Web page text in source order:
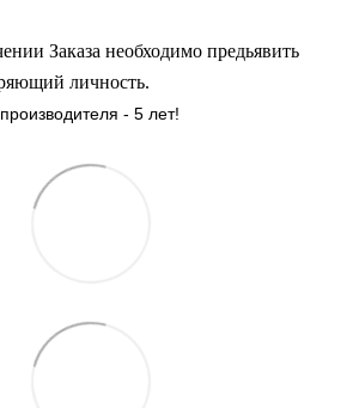
Заказа необходимо предьявить
личность.
- 5 лет!